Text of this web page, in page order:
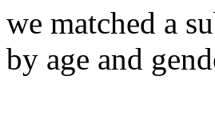
we matched a
by age and